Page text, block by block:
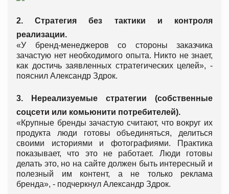
2. Стратегия без тактики и контроля
реализации.
«У бренд-менеджеров со стороны заказчика
зачастую нет необходимого опыта. Никто не знает,
как достичь заявленных стратегических целей», -
пояснил Александр Здрок.
3. Нереализуемые стратегии (собственные
соцсети или комьюнити потребителей).
«Крупные бренды зачастую считают, что вокруг их
продукта люди готовы объединяться, делиться
своими историями и фотографиями. Практика
показывает, что это не работает. Люди готовы
делать это, но на сайте должен быть интересный и
полезный им контент, а не только реклама
бренда», - подчеркнул Александр Здрок.